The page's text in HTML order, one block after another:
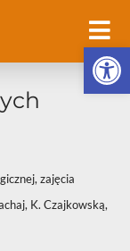
zajęcia
K. Czajkowską,